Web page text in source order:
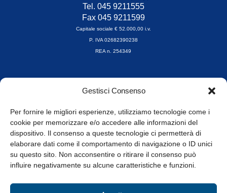
Gestisci Consenso
Per fornire le migliori esperienze, utilizziamo tecnologie come i
cookie per memorizzare e/o accedere alle informazioni del
dispositivo. Il consenso a queste tecnologie ci permetterà di
elaborare dati come il comportamento di navigazione o ID unici
su questo sito. Non acconsentire o ritirare il consenso può
influire negativamente su alcune caratteristiche e funzioni.
Tel. 045 9211555
Fax 045 9211599
Capitale sociale € 52.000,00 i.v.
P. IVA 02682390238
REA n. 254349
Orari di apertura
8.30-13.00 / 14.00-17.30
Whistleblowing
© Tutti i diritti riservati
Privacy Policy e Cookie|Informativa Cookie